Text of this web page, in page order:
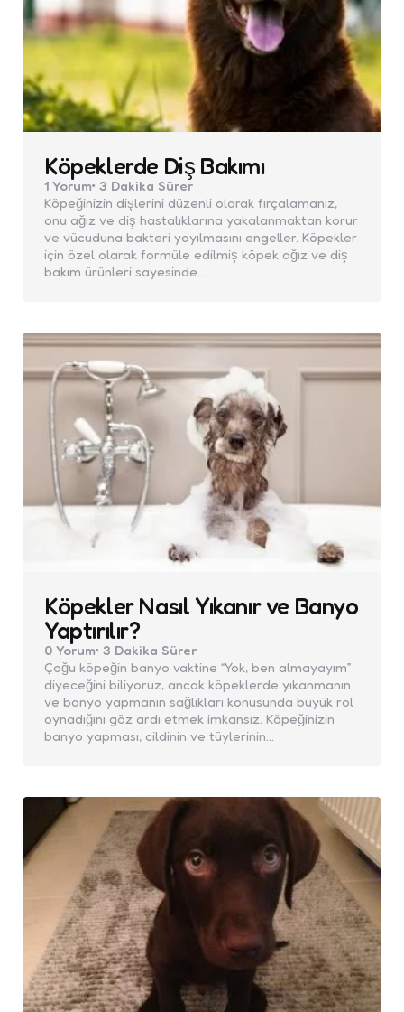
Köpeklerde Diş Bakımı
1 Yorum 3 Dakika Sürer
Köpeğinizin dişlerini düzenli olarak fırçalamanız,
onu ağız ve diş hastalıklarına yakalanmaktan korur
ve vücuduna bakteri yayılmasını engeller. Köpekler
için özel olarak formüle edilmiş köpek ağız ve diş
bakım ürünleri sayesinde…
Köpekler Nasıl Yıkanır ve Banyo
Yaptırılır?
0 Yorum 3 Dakika Sürer
Çoğu köpeğin banyo vaktine “Yok, ben almayayım”
diyeceğini biliyoruz, ancak köpeklerde yıkanmanın
ve banyo yapmanın sağlıkları konusunda büyük rol
oynadığını göz ardı etmek imkansız. Köpeğinizin
banyo yapması, cildinin ve tüylerinin…